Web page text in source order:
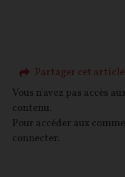
Partager cet article
Vous n'avez pas accès
contenu.
Pour accéder aux
connecter.